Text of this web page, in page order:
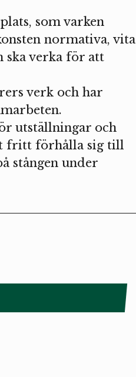
som varken
normativa, vita
ska verka för att
verk och har
utställningar och
fritt förhålla sig till
stången under